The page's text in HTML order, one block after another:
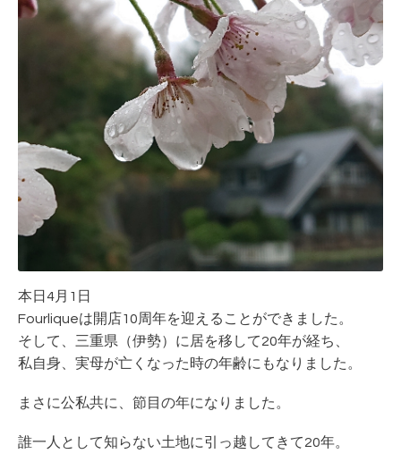
本日4月1日
Fourliqueは開店10周年を迎えることができました。
そして、三重県（伊勢）に居を移して20年が経ち、
私自身、実母が亡くなった時の年齢にもなりました。
まさに公私共に、節目の年になりました。
誰一人として知らない土地に引っ越してきて20年。